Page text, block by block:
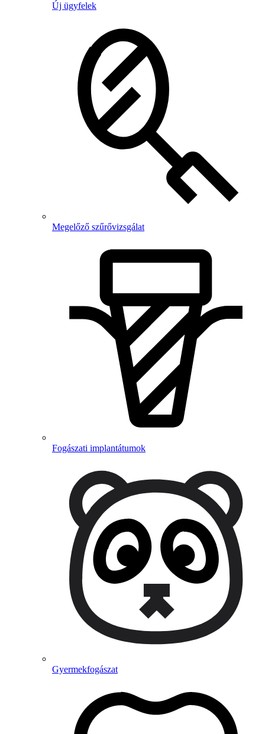
Új ügyfelek
Megelőző szűrővizsgálat
Fogászati implantátumok
Gyermekfogászat